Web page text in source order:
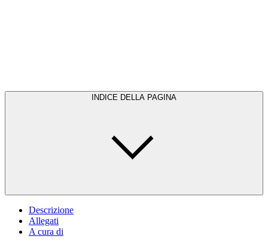
INDICE DELLA PAGINA
Descrizione
Allegati
A cura di